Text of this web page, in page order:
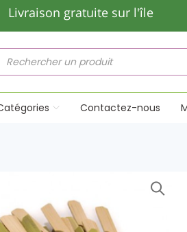
Livraison gratuite sur l'île
Contactez-nous